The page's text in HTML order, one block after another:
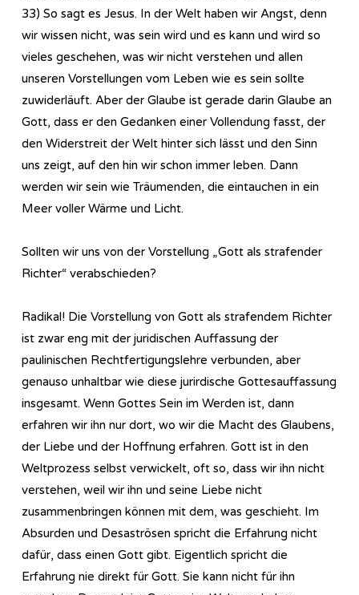
33) So sagt es Jesus. In der Welt haben wir Angst, denn
wir wissen nicht, was sein wird und es kann und wird so
vieles geschehen, was wir nicht verstehen und allen
unseren Vorstellungen vom Leben wie es sein sollte
zuwiderläuft. Aber der Glaube ist gerade darin Glaube an
Gott, dass er den Gedanken einer Vollendung fasst, der
den Widerstreit der Welt hinter sich lässt und den Sinn
uns zeigt, auf den hin wir schon immer leben. Dann
werden wir sein wie Träumenden, die eintauchen in ein
Meer voller Wärme und Licht.
Sollten wir uns von der Vorstellung „Gott als strafender
Richter“ verabschieden?
Radikal! Die Vorstellung von Gott als strafendem Richter
ist zwar eng mit der juridischen Auffassung der
paulinischen Rechtfertigungslehre verbunden, aber
genauso unhaltbar wie diese jurirdische Gottesauffassung
insgesamt. Wenn Gottes Sein im Werden ist, dann
erfahren wir ihn nur dort, wo wir die Macht des Glaubens,
der Liebe und der Hoffnung erfahren. Gott ist in den
Weltprozess selbst verwickelt, oft so, dass wir ihn nicht
verstehen, weil wir ihn und seine Liebe nicht
zusammenbringen können mit dem, was geschieht. Im
Absurden und Desaströsen spricht die Erfahrung nicht
dafür, dass einen Gott gibt. Eigentlich spricht die
Erfahrung nie direkt für Gott. Sie kann nicht für ihn